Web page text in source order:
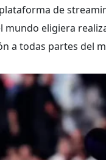
de
mundo eligiera
a todas partes del